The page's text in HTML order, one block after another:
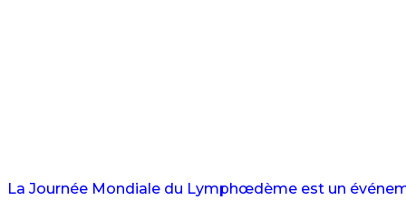
La Journée Mondiale du Lymphœdème est un